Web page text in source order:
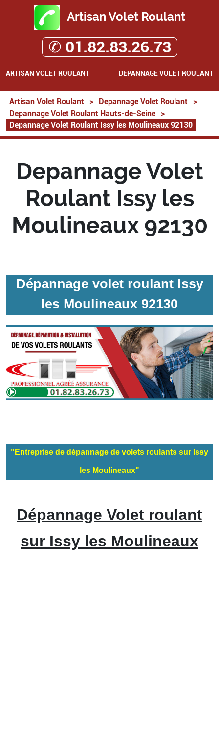
Artisan Volet Roulant
✆ 01.82.83.26.73
ARTISAN VOLET ROULANT DEPANNAGE VOLET ROULANT
Artisan Volet Roulant > Depannage Volet Roulant
>
Depannage Volet Roulant Hauts-de-Seine
>
Depannage Volet Roulant Issy les Moulineaux 92130
Depannage Volet
Roulant Issy les
Moulineaux 92130
Dépannage volet roulant Issy
les Moulineaux 92130
"Entreprise de dépannage de volets roulants sur Issy
les Moulineaux"
Dépannage Volet roulant
sur Issy les Moulineaux